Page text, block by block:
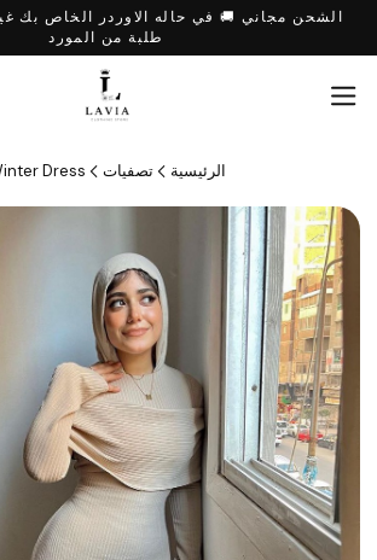
الشحن مجاني 🚚 في حاله الاوردر الخاص بك
طلبة من المورد
الرئيسية تصفيات Dress